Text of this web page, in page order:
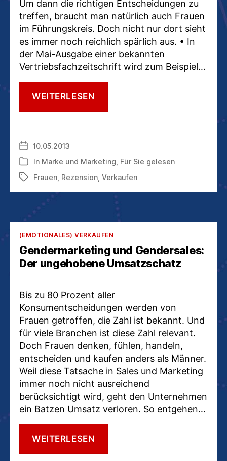
Um dann die richtigen Entscheidungen zu
treffen, braucht man natürlich auch Frauen
im Führungskreis. Doch nicht nur dort sieht
es immer noch reichlich spärlich aus. • In
der Mai-Ausgabe einer bekannten
Vertriebsfachzeitschrift wird zum Beispiel…
WEITERLESEN
UND
–
VON
DIANA
JAFFÉ
UND
VIVIEN
MANAZON
Veröffentlichungsdatum
10.05.2013
Kategorien
In Marke und Marketing Für Sie gelesen
Schlagwörter
Frauen Rezension Verkaufen
Kategorien
(EMOTIONALES) VERKAUFEN
Gendermarketing und Gendersales:
Der ungehobene Umsatzschatz
Bis zu 80 Prozent aller
Konsumentscheidungen werden von
Frauen getroffen, die Zahl ist bekannt. Und
für viele Branchen ist diese Zahl relevant.
Doch Frauen denken, fühlen, handeln,
entscheiden und kaufen anders als Männer.
Weil diese Tatsache in Sales und Marketing
immer noch nicht ausreichend
berücksichtigt wird, geht den Unternehmen
ein Batzen Umsatz verloren. So entgehen…
WEITERLESEN